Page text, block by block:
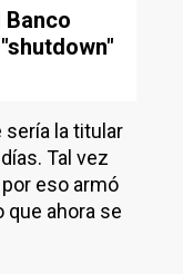
sería la titular
Tal vez
eso armó
que ahora se